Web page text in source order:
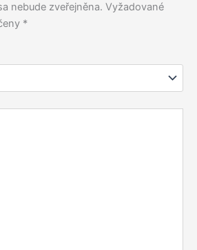
nebude zveřejněna. Vyžadované
*